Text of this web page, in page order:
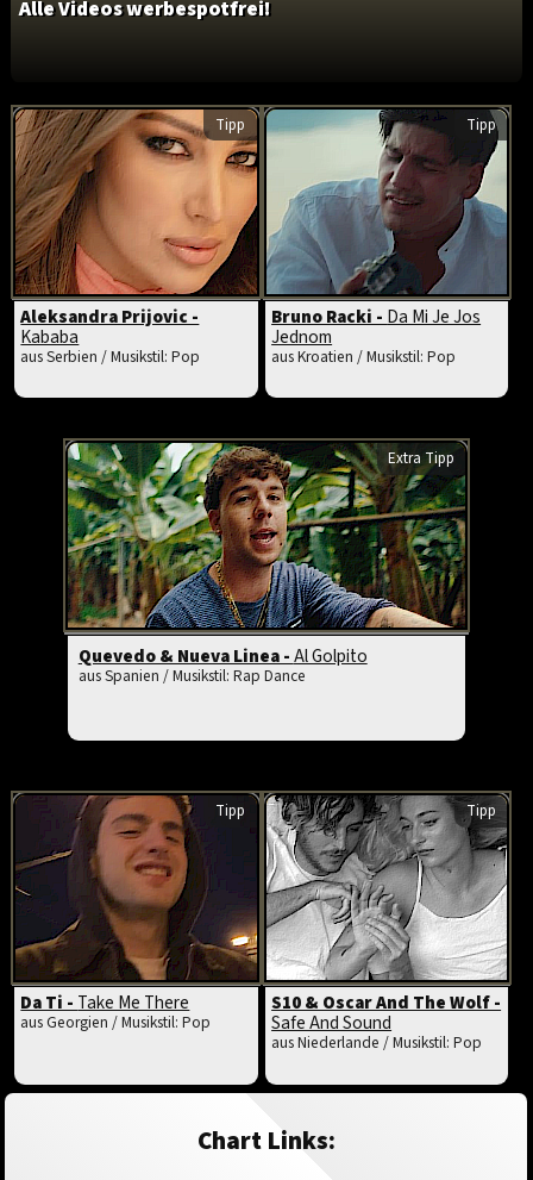
Alle Videos werbespotfrei!
Tipp
Aleksandra Prijovic -
Kababa
aus Serbien / Musikstil: Pop
Tipp
Bruno Racki - Da Mi Je Jos
Jednom
aus Kroatien / Musikstil: Pop
Extra Tipp
Quevedo & Nueva Linea -Al Golpito
aus Spanien / Musikstil: Rap Dance
Tipp
Da Ti -Take Me There
aus Georgien / Musikstil: Pop
Tipp
S10 & Oscar And The Wolf -
Safe And Sound
aus Niederlande / Musikstil: Pop
Chart Links: